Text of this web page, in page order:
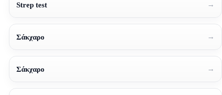
Strep test →
Σάκχαρο →
Σάκχαρο →